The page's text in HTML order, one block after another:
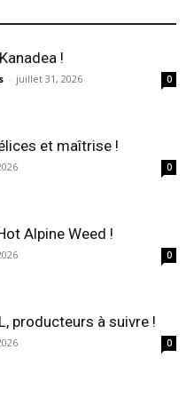
!
- juillet 31, 2026 0
et maîtrise !
0
Alpine Weed !
0
producteurs à suivre !
0